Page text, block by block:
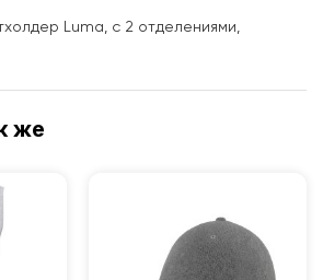
Luma, с 2 отделениями,
же